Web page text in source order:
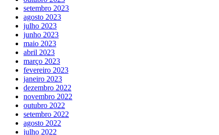
setembro 2023
agosto 2023
julho 2023
junho 2023
maio 2023
abril 2023
março 2023
fevereiro 2023
janeiro 2023
dezembro 2022
novembro 2022
outubro 2022
setembro 2022
agosto 2022
julho 2022